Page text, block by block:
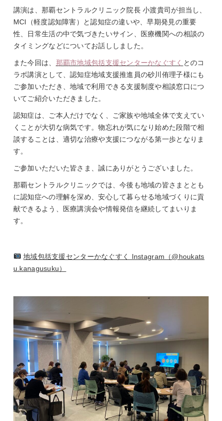
講演は、那覇セントラルクリニック院長 小渡貴司が担当し、
MCI（軽度認知障害）と認知症の違いや、早期発見の重要
性、日常生活の中で気づきたいサイン、医療機関への相談の
タイミングなどについてお話ししました。
また今回は、 那覇市地域包括支援センターかなぐすく とのコ
ラボ講演として、認知症地域支援推進員の砂川侑理子様にも
ご参加いただき、地域で利用できる支援制度や相談窓口につ
いてご紹介いただきました。
認知症は、ご本人だけでなく、ご家族や地域全体で支えてい
くことが大切な病気です。物忘れが気になり始めた段階で相
談することは、適切な治療や支援につながる第一歩となりま
す。
ご参加いただいた皆さま、誠にありがとうございました。
那覇セントラルクリニックでは、今後も地域の皆さまととも
に認知症への理解を深め、安心して暮らせる地域づくりに貢
献できるよう、医療講演会や情報発信を継続してまいりま
す。
地域包括支援センターかなぐすく Instagram（@houkats
u.kanagusuku）